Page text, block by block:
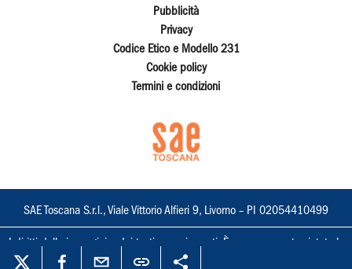
Pubblicità
Privacy
Codice Etico e Modello 231
Cookie policy
Termini e condizioni
SAE Toscana S.r.l., Viale Vittorio Alfieri 9, Livorno – PI 02054410499
I diritti delle immagini e dei testi sono riservati. È espressamente vietata la
loro riproduzione con qualsiasi mezzo e l'adattamento totale o parziale.